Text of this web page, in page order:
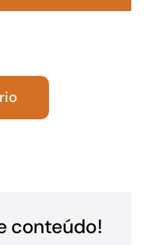
conteúdo!